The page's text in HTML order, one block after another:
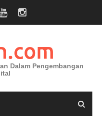
Dalam Pengembangan